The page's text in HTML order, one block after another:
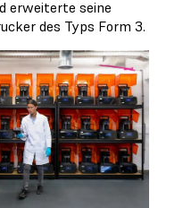
erweiterte seine
des Typs Form 3.